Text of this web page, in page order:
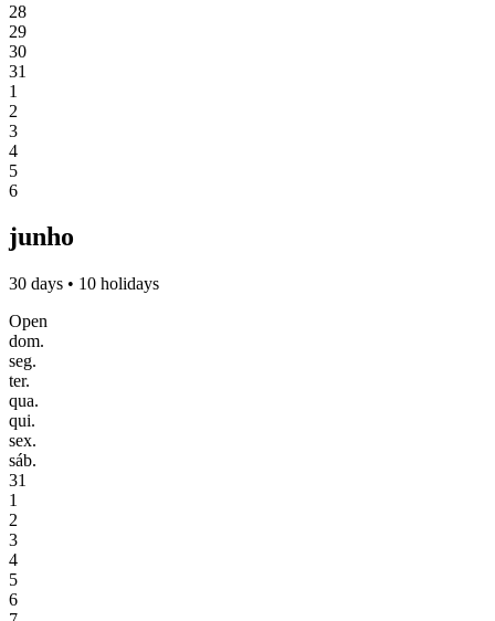
28
29
30
31
1
2
3
4
5
6
junho
30 days • 10 holidays
Open
dom.
seg.
ter.
qua.
qui.
sex.
sáb.
31
1
2
3
4
5
6